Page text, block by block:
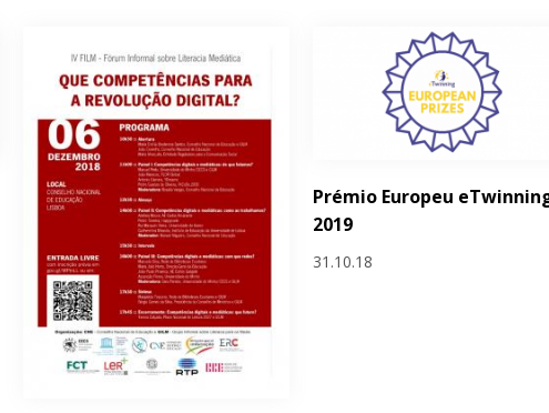
Prémio Europeu
2019
31.10.18